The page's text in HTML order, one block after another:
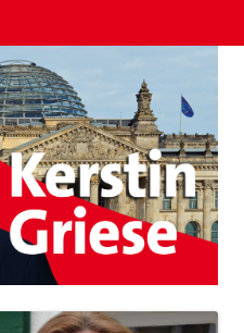
Zum Inhalt springen